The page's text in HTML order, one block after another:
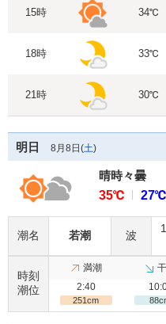
15時 34℃
18時 33℃
21時 30℃
明日 8月8日(土)
晴時々曇
35℃
27℃
潮名 若潮 波
時刻
潮位
満潮
2:40
251cm